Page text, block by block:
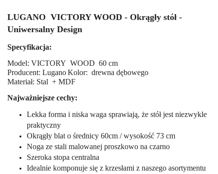
LUGANO VICTORY WOOD - Okrągły stół -
Uniwersalny Design
Specyfikacja:
Model: VICTORY WOOD 60 cm
Producent: LuganoKolor: drewna dębowego
Materiał: Stal + MDF
Najważniejsze cechy:
Lekka forma i niska waga sprawiają, że stół jest niezwykle
praktyczny
Okrągły blat o średnicy 60cm / wysokość 73 cm
Noga ze stali malowanej proszkowo na czarno
Szeroka stopa centralna
Idealnie komponuje się z krzesłami z naszego asortymentu